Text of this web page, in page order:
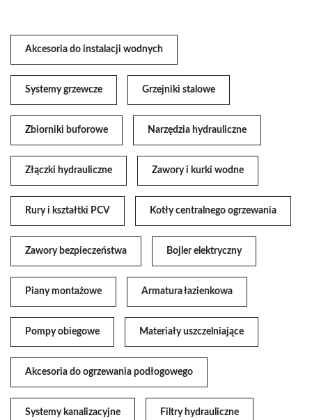
Akcesoria do instalacji wodnych
Systemy grzewcze Grzejniki stalowe
Zbiorniki buforowe Narzędzia hydrauliczne
Złączki hydrauliczne Zawory i kurki wodne
Rury i kształtki PCV Kotły centralnego ogrzewania
Zawory bezpieczeństwa Bojler elektryczny
Piany montażowe Armatura łazienkowa
Pompy obiegowe Materiały uszczelniające
Akcesoria do ogrzewania podłogowego
Systemy kanalizacyjne Filtry hydrauliczne